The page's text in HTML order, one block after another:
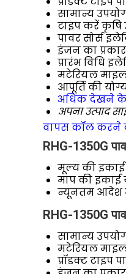
सामान्य
टाइप करेंकृषि
पावर सोर्स
इंजन का प्रकार
प्रारंभ विधि
मटेरियल
आपूर्ति की
अधिक देखने
अपना उत्पाद
वापस कॉल करने
RHG-1350G
मूल्य की इकाई
माप की इकाई
न्यूनतम आदेश
RHG-1350G
सामान्य
मटेरियल
प्रॉडक्ट टाइप